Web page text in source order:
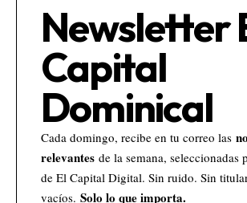
Newsletter
Capital
Dominical
Cada domingo, recibe en tu correo las
relevantes de la semana, seleccionadas
de El Capital Digital. Sin ruido. Sin
vacíos. Solo lo que importa.